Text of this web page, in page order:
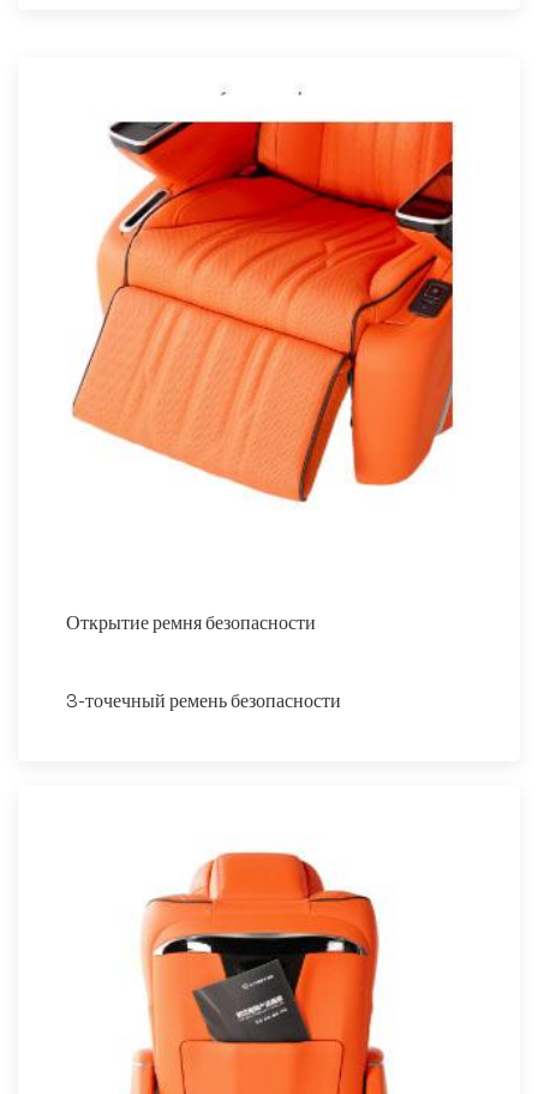
Открытие ремня безопасности
3-точечный ремень безопасности